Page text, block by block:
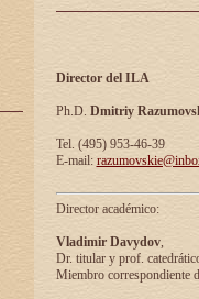
Director del ILA
Ph.D. Dmitriy
Tel. (495) 953-46-39
E-mail:
Director académico:
Vladimir Davydov,
Dr. titular y prof.
Miembro correspondiente